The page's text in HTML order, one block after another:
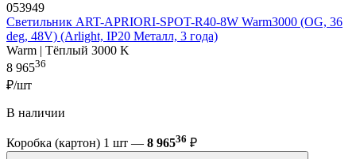
053949
Светильник ART-APRIORI-SPOT-R40-8W Warm3000 (OG, 36
deg, 48V) (Arlight, IP20 Металл, 3 года)
Warm | Тёплый 3000 K
8 96536
₽/шт
В наличии
Коробка (картон) 1 шт — 8 96536 ₽